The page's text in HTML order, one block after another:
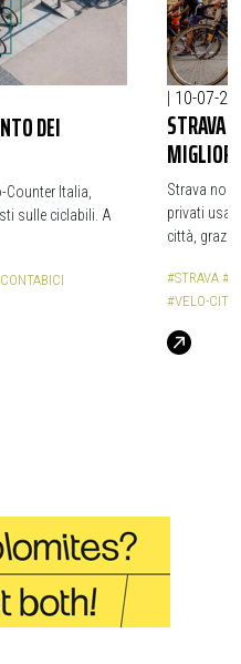
DEI
Counter Italia,
sulle ciclabili. A
| 10-07-
STRAVA
MIGLIORI
Strava non
privati
città,
#STRAVA
#VELO-CITY